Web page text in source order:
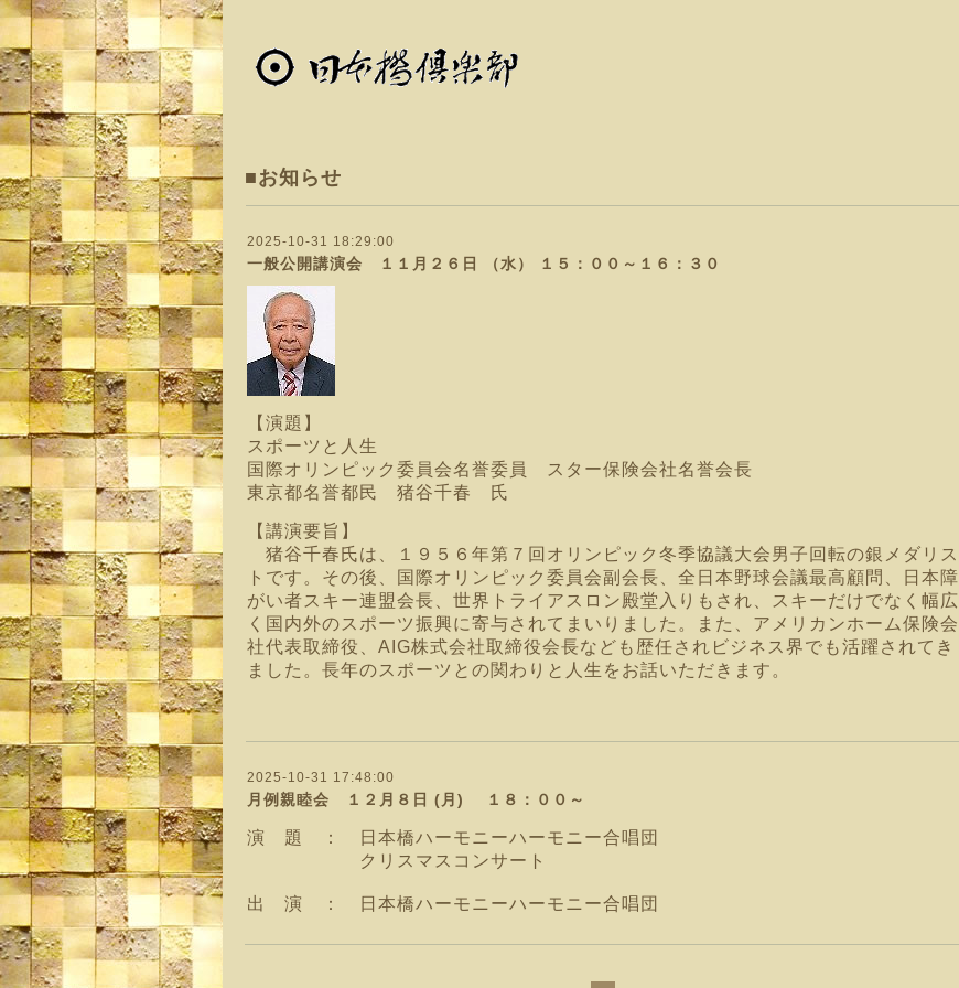
■お知らせ
2025-10-31 18:29:00
一般公開講演会 １１月２６日 （水） １５：００～１６：３０
【演題】
スポーツと人生
国際オリンピック委員会名誉委員 スター保険会社名誉会長
東京都名誉都民 猪谷千春 氏
【講演要旨】
猪谷千春氏は、１９５６年第７回オリンピック冬季協議大会男子回転の銀メダリス
トです。その後、国際オリンピック委員会副会長、全日本野球会議最高顧問、日本障
がい者スキー連盟会長、世界トライアスロン殿堂入りもされ、スキーだけでなく幅広
く国内外のスポーツ振興に寄与されてまいりました。また、アメリカンホーム保険会
社代表取締役、AIG株式会社取締役会長なども歴任されビジネス界でも活躍されてき
ました。長年のスポーツとの関わりと人生をお話いただきます。
2025-10-31 17:48:00
月例親睦会 １２月８日 (月) １８：００～
演 題 ： 日本橋ハーモニーハーモニー合唱団
クリスマスコンサート
出 演 ： 日本橋ハーモニーハーモニー合唱団